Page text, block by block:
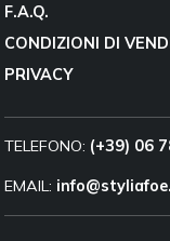
F.A.Q.
CONDIZIONI DI
PRIVACY
TELEFONO: (+39) 06
EMAIL: